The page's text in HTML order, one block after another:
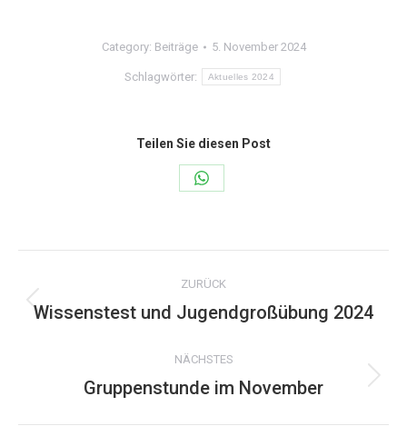
Category: Beiträge 5. November 2024
Schlagwörter: Aktuelles 2024
Teilen Sie diesen Post
Share
WhatsApp
Kommentarnavigation
ZURÜCK
Vorheriger
Wissenstest und Jugendgroßübung 2024
NÄCHSTES
Nächster
Gruppenstunde im November